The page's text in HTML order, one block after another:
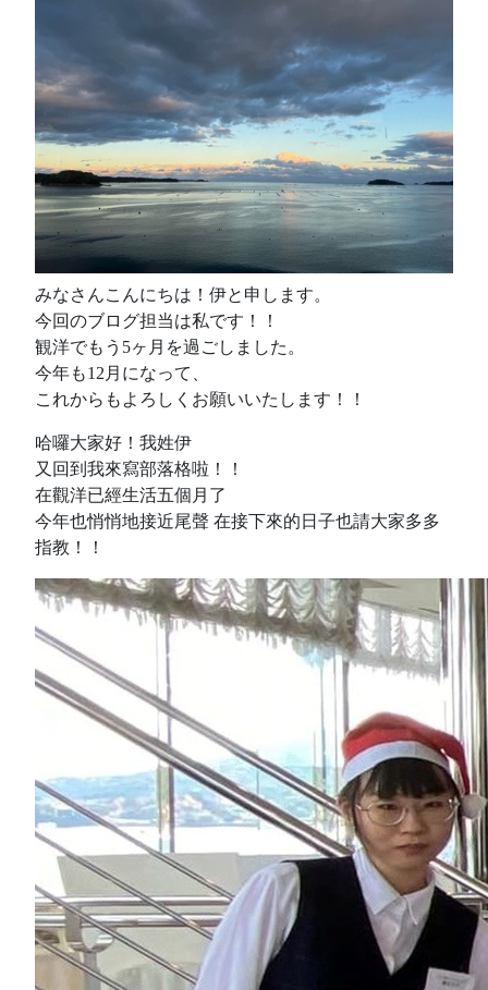
みなさんこんにちは！伊と申します。
今回のブログ担当は私です！！
観洋でもう5ヶ月を過ごしました。
今年も12月になって、
これからもよろしくお願いいたします！！
哈囉大家好！我姓伊
又回到我來寫部落格啦！！
在觀洋已經生活五個月了
今年也悄悄地接近尾聲 在接下來的日子也請大家多多
指教！！